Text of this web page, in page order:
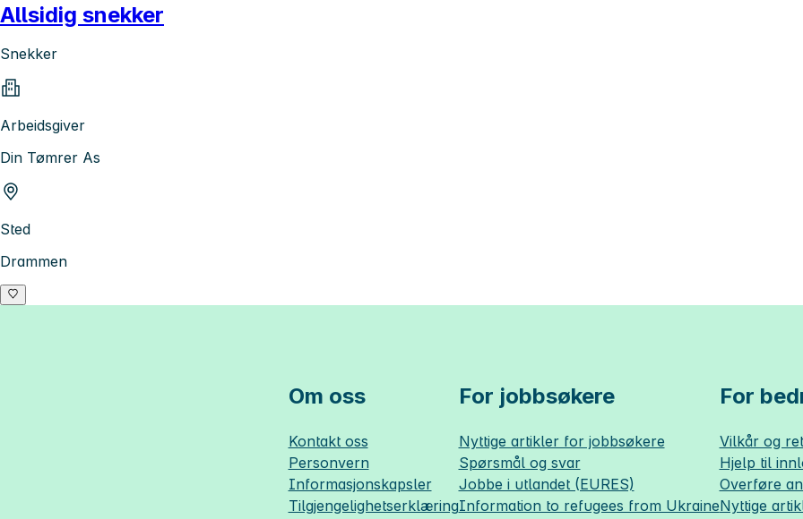
Allsidig snekker
Snekker
Arbeidsgiver
Din Tømrer As
Sted
Drammen
Om oss
Kontakt oss
Personvern
Informasjonskapsler
Tilgjengelighetserklæring
For jobbsøkere
Nyttige artikler for jobbsøkere
Spørsmål og svar
Jobbe i utlandet (EURES)
Information to refugees from Ukraine
For
Vilkår og
Hjelp til
Overføre
Nyttige